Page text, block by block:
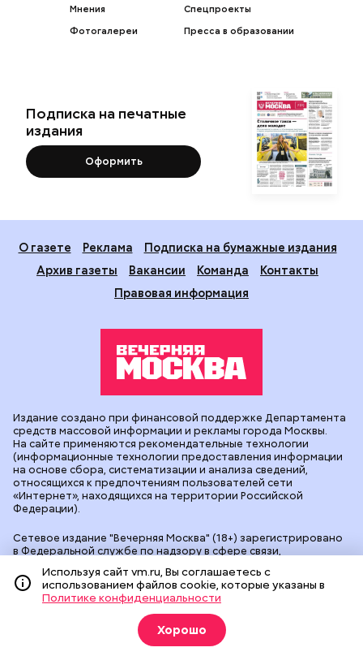
Мнения
Фотогалереи
Спецпроекты
Пресса в образовании
Подписка на печатные
издания
Оформить
О газете Реклама
Подписка на бумажные издания
Архив газеты
Вакансии Команда
Контакты
Правовая информация
Сетевое издание "Вечерняя Москва" (18+) зарегистрировано
в Федеральной службе по надзору в сфере связи,
(Роскомнадзор). Свидетельство о регистрации ЭЛ № ФС 77 -
90524 от 09.12.2025. Учредитель: АО "Редакция газеты
"Вечерняя Москва". Главный редакторvm.ru
Геннадьевич Глуходедов. Адрес редакции: 127015, г.Москва,
Бумажный пр-д, д. 14, стр. 2. Телефон:
+7(499)557-04-24
. Почта для связи с редакцией сайта:
Издание создано при финансовой поддержке Департамента
средств массовой информации и рекламы города Москвы.
На сайте применяются рекомендательные технологии
(информационные технологии предоставления информации
на основе сбора, систематизации и анализа сведений,
относящихся к предпочтениям пользователей сети
«Интернет», находящихся на территории Российской
Федерации).
Используя сайт vm.ru, Вы соглашаетесь с
использованием файлов cookie, которые указаны в
Политике конфиденциальности
Хорошо